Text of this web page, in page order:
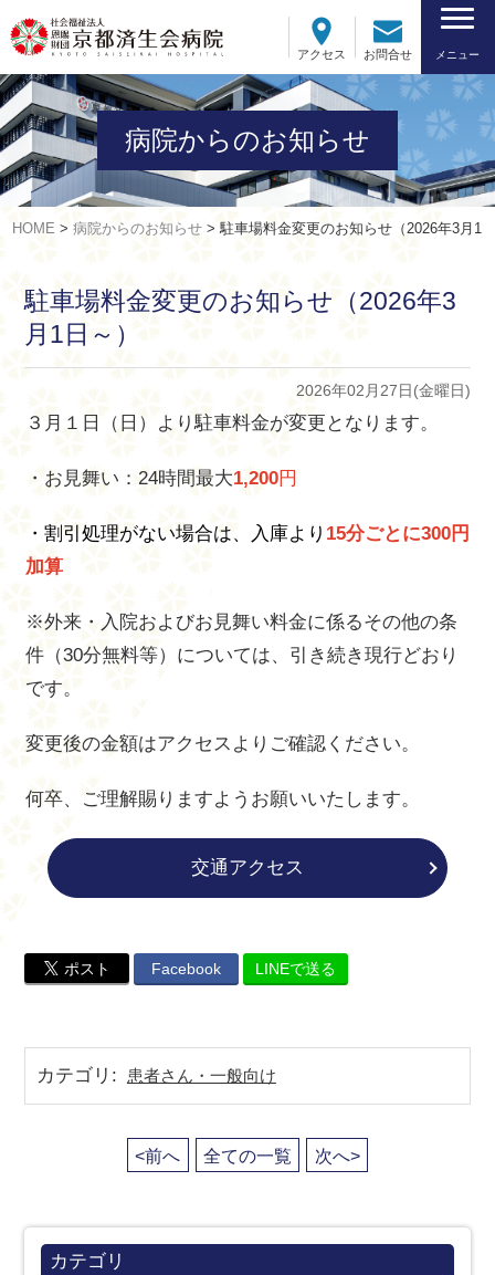
アクセス お問合せ メニュー
病院からのお知らせ
HOME >病院からのお知らせ >駐車場料金変更のお知らせ（2026年3月1
駐車場料金変更のお知らせ（2026年3
月1日～）
2026年02月27日(金曜日)
３月１日（日）より駐車料金が変更となります。
・お見舞い：24時間最大1,200円
・割引処理がない場合は、入庫より 15分ごとに300円
加算
※外来・入院およびお見舞い料金に係るその他の条
件（30分無料等）については、引き続き現行どおり
です。
変更後の金額はアクセスよりご確認ください。
何卒、ご理解賜りますようお願いいたします。
交通アクセス
ポスト Facebook LINEで送る
カテゴリ : 患者さん・一般向け
<前へ 全ての一覧 次へ>
カテゴリ